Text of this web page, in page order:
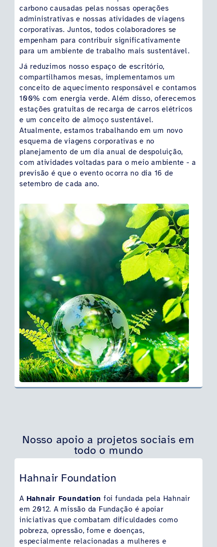
carbono causadas pelas nossas operações
administrativas e nossas atividades de viagens
corporativas. Juntos, todos colaboradores se
empenham para contribuir significativamente
para um ambiente de trabalho mais sustentável.
Já reduzimos nosso espaço de escritório,
compartilhamos mesas, implementamos um
conceito de aquecimento responsável e contamos
100% com energia verde. Além disso, oferecemos
estações gratuitas de recarga de carros elétricos
e um conceito de almoço sustentável.
Atualmente, estamos trabalhando em um novo
esquema de viagens corporativas e no
planejamento de um dia anual de despoluição,
com atividades voltadas para o meio ambiente - a
previsão é que o evento ocorra no dia 16 de
setembro de cada ano.
Nosso apoio a projetos sociais em
todo o mundo
Hahnair Foundation
A Hahnair Foundation foi fundada pela Hahnair
em 2012. A missão da Fundação é apoiar
iniciativas que combatam dificuldades como
pobreza, opressão, fome e doenças,
especialmente relacionadas a mulheres e